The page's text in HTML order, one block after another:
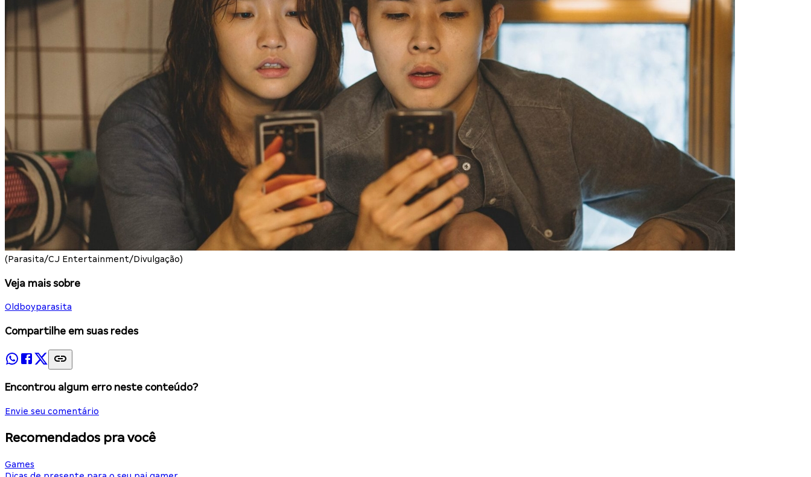
(Parasita/CJ Entertainment/Divulgação)
Veja mais sobre
Oldboyparasita
Compartilhe em suas redes
Encontrou algum erro neste conteúdo?
Envie seu comentário
Recomendados pra você
Games